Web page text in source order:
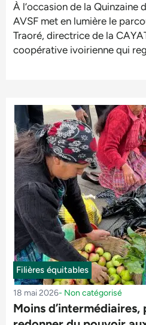
À l’occasion de la Quinzaine
AVSF met en lumière le
Traoré, directrice de la
coopérative ivoirienne qui
Filières équitables
18 mai 2026- Non catégorisé
Moins d’intermédiaires,